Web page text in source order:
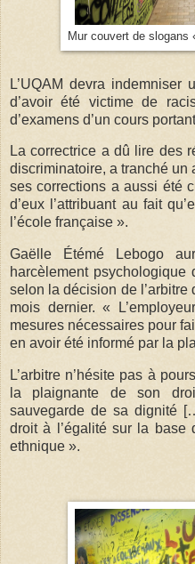
Mur couvert de slogans
L’UQAM devra
d’avoir été victime de
d’examens d’un cours
La correctrice a dû lire des
discriminatoire, a tranché un
ses corrections a aussi été
d’eux l’attribuant au fait
l’école française ».
Gaëlle Étémé Lebogo
harcèlement
selon la décision de
mois dernier. «
mesures nécessaires pour
en avoir été informé par la
L’arbitre n’hésite pas à
la plaignante de son
sauvegarde de sa dignité
droit à l’égalité sur la
ethnique ».